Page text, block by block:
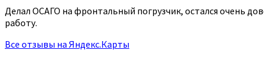
Делал ОСАГО на фронтальный погрузчик, остался очень
работу.
Все отзывы на Яндекс.Карты